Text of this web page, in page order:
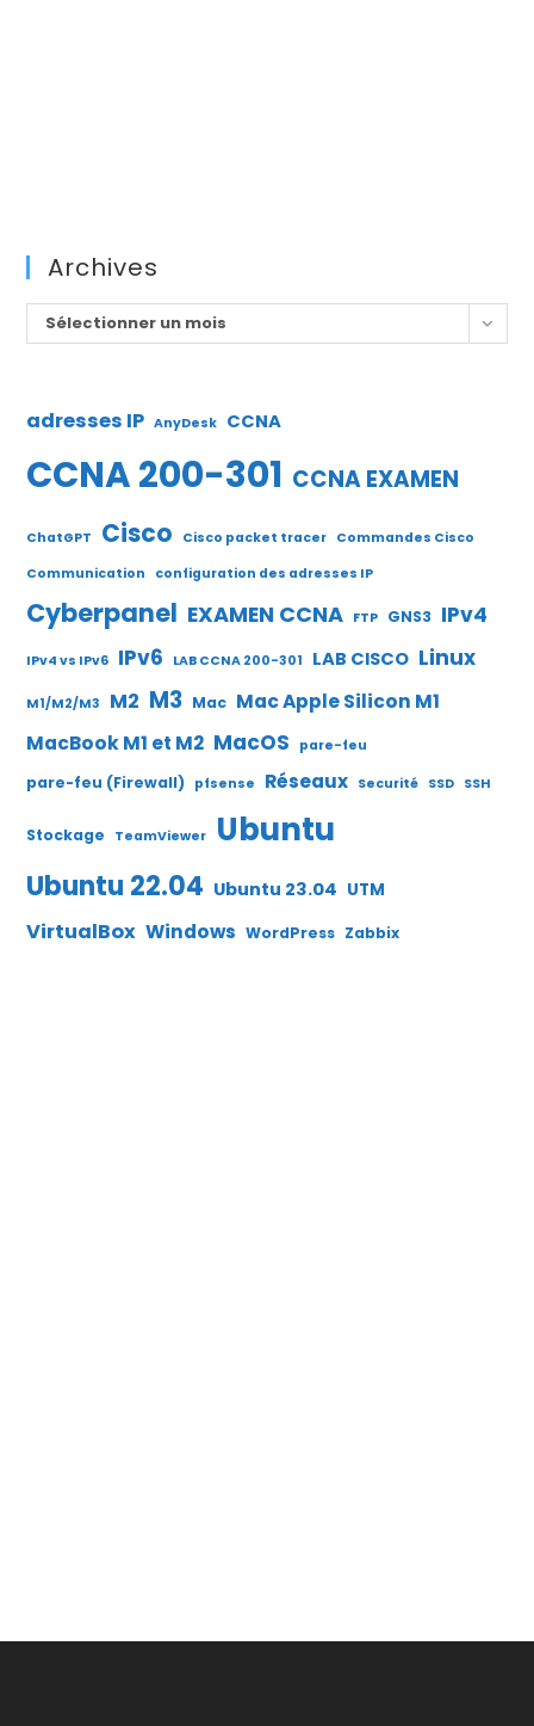
Archives
Archives
Sélectionner un mois
adresses IP AnyDesk CCNA
CCNA 200-301 CCNA EXAMEN
ChatGPT Cisco Cisco packet tracer Commandes Cisco
Communication
configuration des adresses IP
Cyberpanel EXAMEN CCNA FTP GNS3 IPv4
IPv4 vs IPv6 IPv6 LAB CCNA 200-301 LAB CISCO Linux
M1/M2/M3 M2 M3 Mac Mac Apple Silicon M1
MacBook M1 et M2 MacOS pare-feu
pare-feu (Firewall) pfsense Réseaux Securité SSD SSH
Stockage TeamViewer Ubuntu
Ubuntu 22.04 Ubuntu 23.04 UTM
VirtualBox Windows WordPress Zabbix